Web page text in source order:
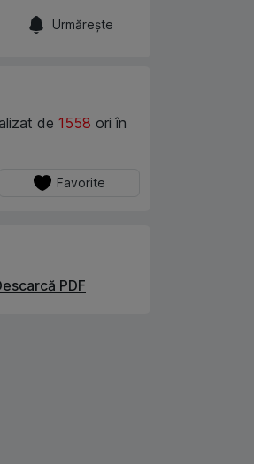
Urmărește
de 1558 ori în
Favorite
PDF